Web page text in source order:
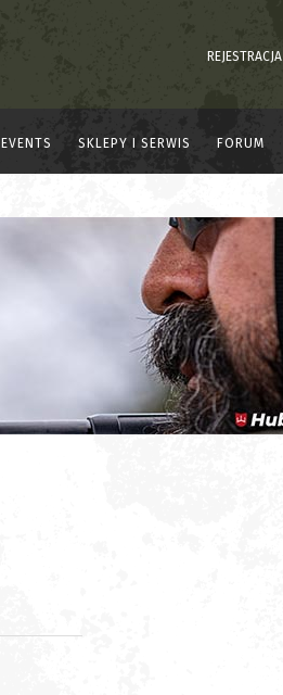
REJESTRACJA
EVENTS SKLEPY I SERWIS FORUM